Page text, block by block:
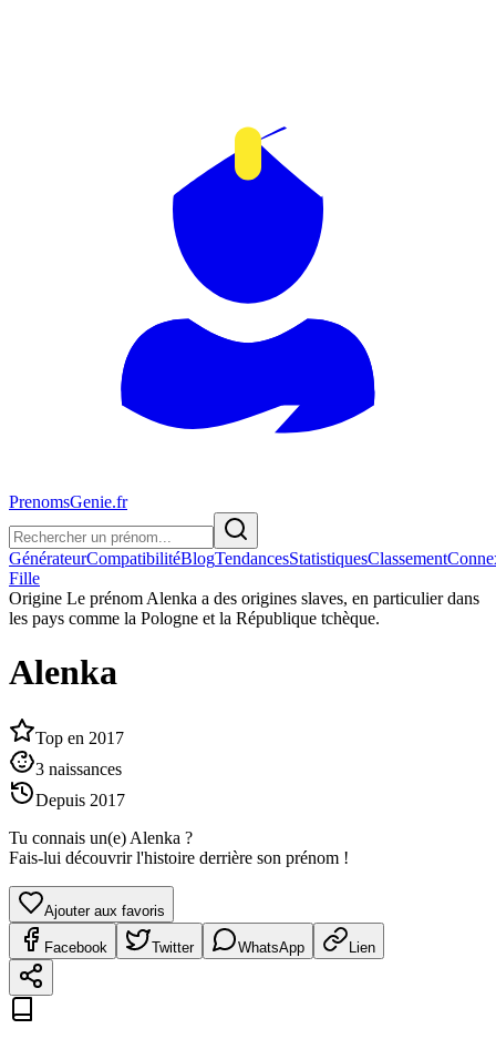
PrenomsGenie.fr
GénérateurCompatibilitéBlogTendancesStatistiquesClassement
Fille
Origine Le prénom Alenka a des origines slaves, en particulier dans
les pays comme la Pologne et la République tchèque.
Alenka
Top en 2017
3 naissances
Depuis 2017
Tu connais un(e) Alenka ?
Fais-lui découvrir l'histoire derrière son prénom !
Ajouter aux favoris
Facebook Twitter WhatsApp Lien